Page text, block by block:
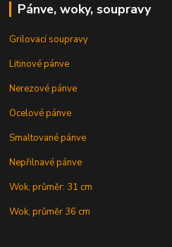
Pánve, woky, soupravy
Grilovací soupravy
Litinové pánve
Nerezové pánve
Ocelové pánve
Smaltované pánve
Nepřilnavé pánve
Wok, průměr: 31 cm
Wok, průměr 36 cm